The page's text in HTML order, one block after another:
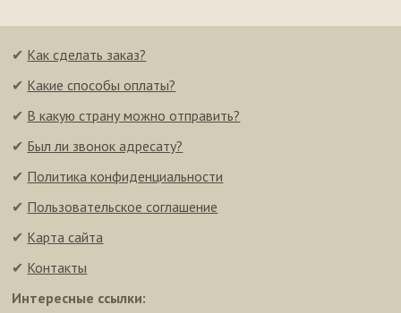
✔ Как сделать заказ?
✔ Какие способы оплаты?
✔ В какую страну можно отправить?
✔ Был ли звонок адресату?
✔ Политика конфиденциальности
✔ Пользовательское соглашение
✔ Карта сайта
✔ Контакты
Интересные ссылки: